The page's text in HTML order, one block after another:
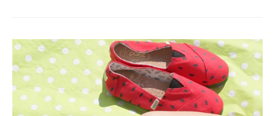
Rosalita
Señoritas.